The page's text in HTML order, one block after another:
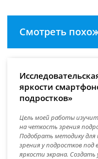
Смотреть
яркости
подростков»
Цель моей работы
на четкость зрения
Подобрать методику для
зрения у подростков под
яркости экрана. Создать